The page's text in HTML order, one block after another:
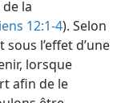
la
12:1-4). Selon
l’effet d’une
lorsque
afin de le